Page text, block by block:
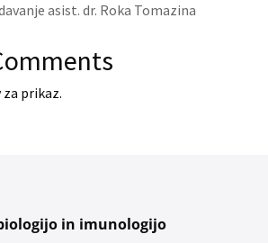
asist. dr. Roka Tomazina
prikaz.
in imunologijo